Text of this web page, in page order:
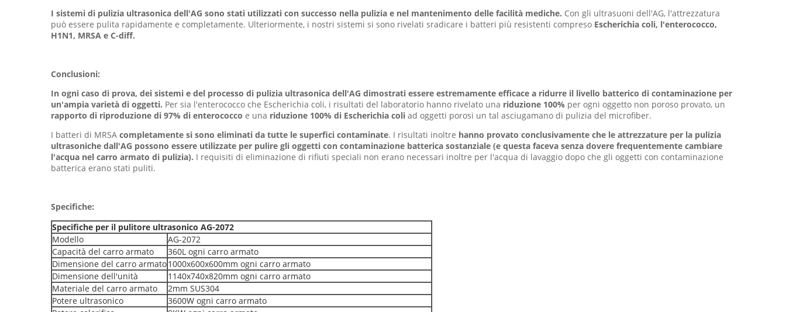
I sistemi di pulizia ultrasonica dell'AG sono stati utilizzati con successo nella pulizia e nel mantenimento delle facilità mediche. Con gli ultrasuoni dell'AG, l'attrezzatura
può essere pulita rapidamente e completamente. Ulteriormente, i nostri sistemi si sono rivelati sradicare i batteri più resistenti compreso Escherichia coli, l'enterococco,
H1N1, MRSA e C-diff.
Conclusioni:
In ogni caso di prova, dei sistemi e del processo di pulizia ultrasonica dell'AG dimostrati essere estremamente efficace a ridurre il livello batterico di contaminazione per
un'ampia varietà di oggetti. Per sia l'enterococco che Escherichia coli, i risultati del laboratorio hanno rivelato una riduzione 100% per ogni oggetto non poroso provato, un
rapporto di riproduzione di 97% di enterococco e una riduzione 100% di Escherichia coli ad oggetti porosi un tal asciugamano di pulizia del microfiber.
I batteri di MRSA completamente si sono eliminati da tutte le superfici contaminate. I risultati inoltre hanno provato conclusivamente che le attrezzature per la pulizia
ultrasoniche dall'AG possono essere utilizzate per pulire gli oggetti con contaminazione batterica sostanziale (e questa faceva senza dovere frequentemente cambiare
l'acqua nel carro armato di pulizia). I requisiti di eliminazione di rifiuti speciali non erano necessari inoltre per l'acqua di lavaggio dopo che gli oggetti con contaminazione
batterica erano stati puliti.
Specifiche:
Specifiche per il pulitore ultrasonico AG-2072
Modello
AG-2072
Capacità del carro armato
360L ogni carro armato
Dimensione del carro armato1000x600x600mm ogni carro armato
Dimensione dell'unità
1140x740x820mm ogni carro armato
Materiale del carro armato
2mm SUS304
Potere ultrasonico
3600W ogni carro armato